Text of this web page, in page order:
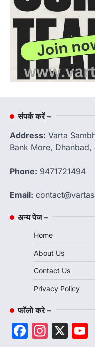
संपर्क करें –
Address: Varta
Bank More, Dhanbad,
Phone: 9471721494
Email:
अन्य पेज –
Home
About Us
Contact Us
Privacy Policy
फॉलो करे –
Facebook
X